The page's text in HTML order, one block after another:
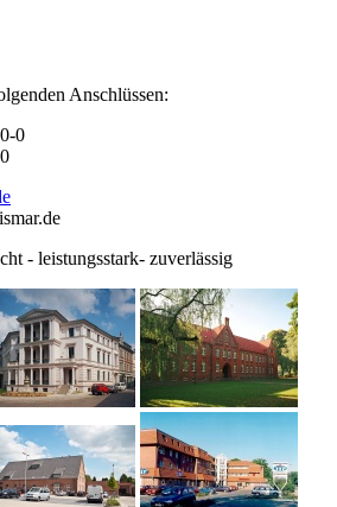
Anschlüssen:
0
- leistungsstark- zuverlässig